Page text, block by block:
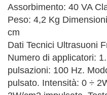
Assorbimento: 40 VA
Peso: 4,2 Kg
cm
Dati Tecnici Ultrasuoni
Numero di applicatori:
pulsazioni: 100 Hz.
pulsato. Intensità: 0 ÷